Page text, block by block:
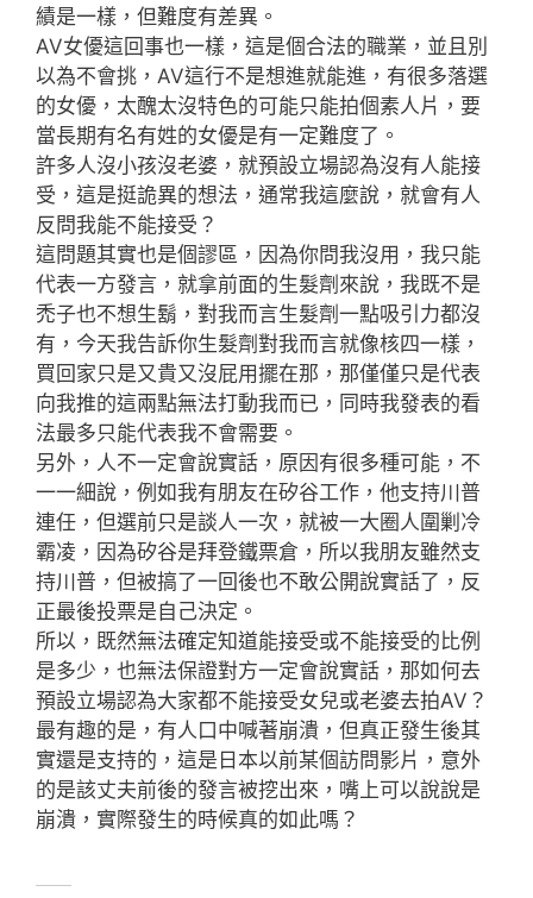
績是一樣，但難度有差異。
AV女優這回事也一樣，這是個合法的職業，並且別
以為不會挑，AV這行不是想進就能進，有很多落選
的女優，太醜太沒特色的可能只能拍個素人片，要
當長期有名有姓的女優是有一定難度了。
許多人沒小孩沒老婆，就預設立場認為沒有人能接
受，這是挺詭異的想法，通常我這麼說，就會有人
反問我能不能接受？
這問題其實也是個謬區，因為你問我沒用，我只能
代表一方發言，就拿前面的生髮劑來說，我既不是
禿子也不想生鬍，對我而言生髮劑一點吸引力都沒
有，今天我告訴你生髮劑對我而言就像核四一樣，
買回家只是又貴又沒屁用擺在那，那僅僅只是代表
向我推的這兩點無法打動我而已，同時我發表的看
法最多只能代表我不會需要。
另外，人不一定會說實話，原因有很多種可能，不
一一細說，例如我有朋友在矽谷工作，他支持川普
連任，但選前只是談人一次，就被一大圈人圍剿冷
霸凌，因為矽谷是拜登鐵票倉，所以我朋友雖然支
持川普，但被搞了一回後也不敢公開說實話了，反
正最後投票是自己決定。
所以，既然無法確定知道能接受或不能接受的比例
是多少，也無法保證對方一定會說實話，那如何去
預設立場認為大家都不能接受女兒或老婆去拍AV？
最有趣的是，有人口中喊著崩潰，但真正發生後其
實還是支持的，這是日本以前某個訪問影片，意外
的是該丈夫前後的發言被挖出來，嘴上可以說說是
崩潰，實際發生的時候真的如此嗎？